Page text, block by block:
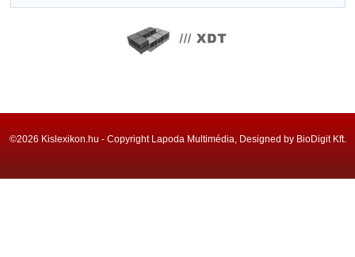
©2026 Kislexikon.hu - Copyright Lapoda Multimédia, Designed by BioDigit Kft.